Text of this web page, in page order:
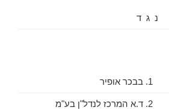
נ ג ד
1. בבכר אופיר
2. ד.א המרכז לנדל"ן בע"מ